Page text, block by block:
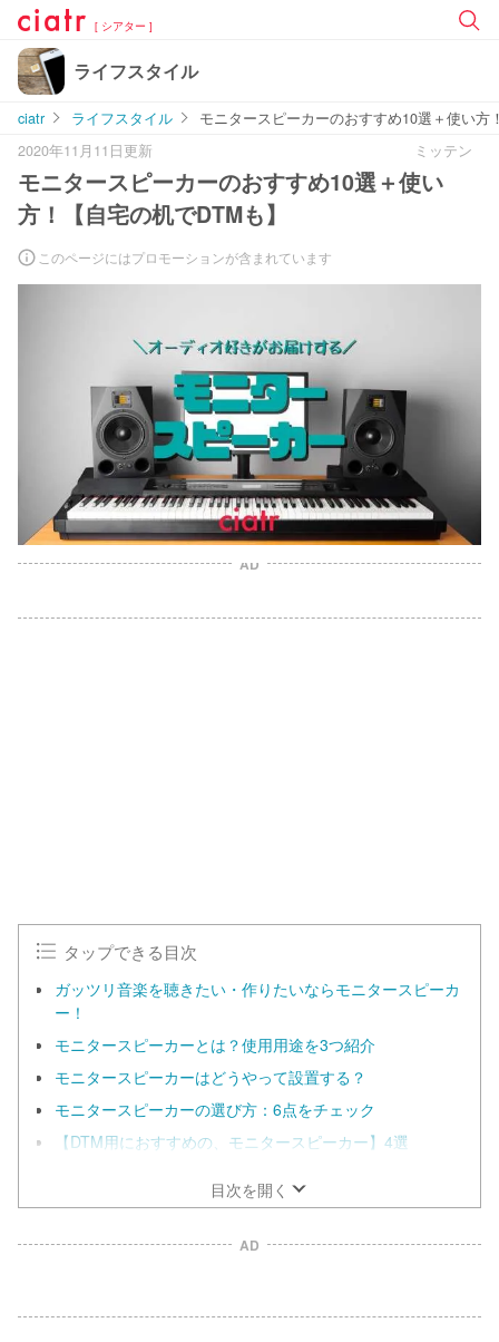
[ シアター ]
ライフスタイル
ciatr ライフスタイル
モニタースピーカーのおすすめ10選＋使い方
2020年11月11日更新
ミッテン
モニタースピーカーのおすすめ10選＋使い
方！【自宅の机でDTMも】
このページにはプロモーションが含まれています
AD
タップできる目次
ガッツリ音楽を聴きたい・作りたいならモニタースピーカ
ー！
モニタースピーカーとは？使用用途を3つ紹介
モニタースピーカーはどうやって設置する？
モニタースピーカーの選び方：6点をチェック
【DTM用におすすめの、モニタースピーカー】4選
目次を開く
AD